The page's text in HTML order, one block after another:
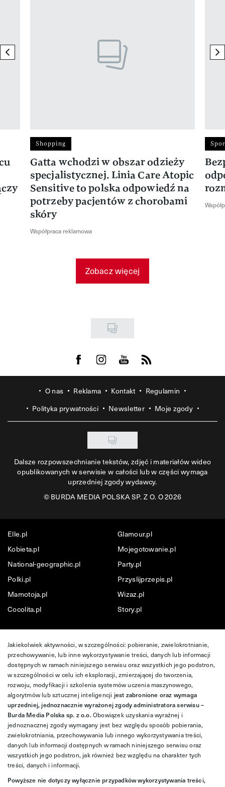
previous element
Shopping
Gatta wchodzi w obszar odzieży
specjalistycznej. Linia Care Atopic
Sensitive to polska odpowiedź na
potrzeby pacjentów z chorobami
skóry
Współpraca reklamowa
Zobacz więcej
Visit us on Facebook
Visit us on Instagram
Visit us on Youtube
Visit us on Rss
O nas Reklama Kontakt
Regulamin
Polityka prywatności
Newsletter Moje zgody
Dalsze rozpowszechnianie tekstów, zdjęć i materiałów wideo
opublikowanych w serwisie w całości lub w części wymaga
uprzedniej zgody wydawcy.
©BURDA MEDIA POLSKA SP. Z O. O 2026
Elle.pl
Glamour.pl
Kobieta.pl
Mojegotowanie.pl
National-geographic.pl
Party.pl
Polki.pl
Przyslijprzepis.pl
Mamotoja.pl
Wizaz.pl
Cocolita.pl
Story.pl
Jakiekolwiek aktywności, w szczególności: pobieranie, zwielokrotnianie,
przechowywanie, lub inne wykorzystywanie treści, danych lub informacji
dostępnych w ramach niniejszego serwisu oraz wszystkich jego podstron,
w szczególności w celu ich eksploracji, zmierzającej do tworzenia,
rozwoju, modyfikacji i szkolenia systemów uczenia maszynowego,
algorytmów lub sztucznej inteligencji jest zabronione oraz wymaga
uprzedniej, jednoznacznie wyrażonej zgody administratora serwisu –
Burda Media Polska sp. z o.o.Obowiązek uzyskania wyraźnej i
jednoznacznej zgody wymagany jest bez względu sposób pobierania,
zwielokrotniania, przechowywania lub innego wykorzystywania treści,
danych lub informacji dostępnych w ramach niniejszego serwisu oraz
wszystkich jego podstron, jak również bez względu na charakter tych
treści, danych i informacji.
Powyższe nie dotyczy wyłącznie przypadków wykorzystywania treści,